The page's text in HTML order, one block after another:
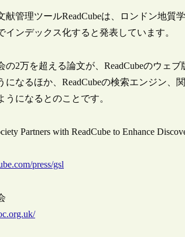
献管理ツールReadCubeは、ロンドン地
インデックス化すると発表しています。
の2万を超える論文が、ReadCubeのウェ
になるほか、ReadCubeの検索エンジン
うになるとのことです。
Partners with ReadCube to Enhance
press/gsl